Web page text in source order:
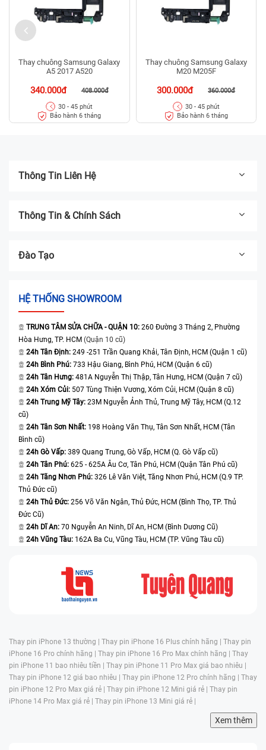
Thay chuông Samsung Galaxy
A5 2017 A520
340.000đ 408.000đ
30 - 45 phút
Bảo hành 6 tháng
Thay chuông Samsung Galaxy
M20 M205F
300.000đ 360.000đ
30 - 45 phút
Bảo hành 6 tháng
Thông Tin Liên Hệ
Thông Tin & Chính Sách
Đào Tạo
HỆ THỐNG SHOWROOM
TRUNG TÂM SỬA CHỮA - QUẬN 10: 260 Đường 3 Tháng 2, Phường
Hòa Hưng, TP. HCM (Quận 10 cũ)
24h Tân Định: 249 -251 Trần Quang Khải, Tân Định, HCM (Quận 1 cũ)
24h Bình Phú: 733 Hậu Giang, Bình Phú, HCM (Quận 6 cũ)
24h Tân Hưng: 481A Nguyễn Thị Thập, Tân Hưng, HCM (Quận 7 cũ)
24h Xóm Củi: 507 Tùng Thiện Vương, Xóm Củi, HCM (Quận 8 cũ)
24h Trung Mỹ Tây: 23M Nguyễn Ảnh Thủ, Trung Mỹ Tây, HCM (Q.12
cũ)
24h Tân Sơn Nhất: 198 Hoàng Văn Thụ, Tân Sơn Nhất, HCM (Tân
Bình cũ)
24h Gò Vấp: 389 Quang Trung, Gò Vấp, HCM (Q. Gò Vấp cũ)
24h Tân Phú: 625 - 625A Âu Cơ, Tân Phú, HCM (Quận Tân Phú cũ)
24h Tăng Nhơn Phú: 326 Lê Văn Việt, Tăng Nhơn Phú, HCM (Q.9 TP.
Thủ Đức cũ)
24h Thủ Đức: 256 Võ Văn Ngân, Thủ Đức, HCM (Bình Thọ, TP. Thủ
Đức Cũ)
24h Dĩ An: 70 Nguyễn An Ninh, Dĩ An, HCM (Bình Dương Cũ)
24h Vũng Tàu: 162A Ba Cu, Vũng Tàu, HCM (TP. Vũng Tàu cũ)
Thay pin iPhone 13 thường | Thay pin iPhone 16 Plus chính hãng | Thay pin
iPhone 16 Pro chính hãng | Thay pin iPhone 16 Pro Max chính hãng | Thay
pin iPhone 11 bao nhiêu tiền | Thay pin iPhone 11 Pro Max giá bao nhiêu |
Thay pin iPhone 12 giá bao nhiêu | Thay pin iPhone 12 Pro chính hãng | Thay
pin iPhone 12 Pro Max giá rẻ | Thay pin iPhone 12 Mini giá rẻ | Thay pin
iPhone 14 Pro Max giá rẻ | Thay pin iPhone 13 Mini giá rẻ |
Xem thêm